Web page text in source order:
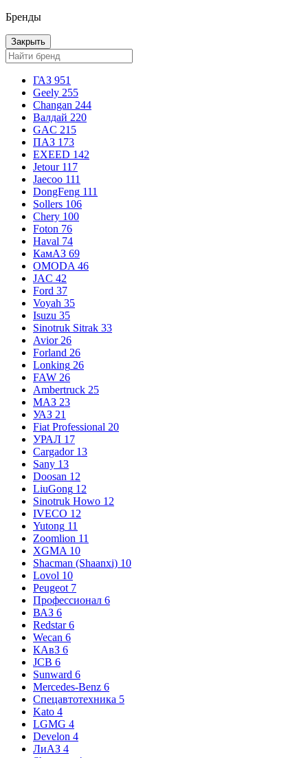
Бренды
Закрыть
ГАЗ 951
Geely 255
Changan 244
Валдай 220
GAC 215
ПАЗ 173
EXEED 142
Jetour 117
Jaecoo 111
DongFeng 111
Sollers 106
Chery 100
Foton 76
Haval 74
КамАЗ 69
OMODA 46
JAC 42
Ford 37
Voyah 35
Isuzu 35
Sinotruk Sitrak 33
Avior 26
Forland 26
Lonking 26
FAW 26
Ambertruck 25
МАЗ 23
УАЗ 21
Fiat Professional 20
УРАЛ 17
Cargador 13
Sany 13
Doosan 12
LiuGong 12
Sinotruk Howo 12
IVECO 12
Yutong 11
Zoomlion 11
XGMA 10
Shacman (Shaanxi) 10
Lovol 10
Peugeot 7
Профессионал 6
ВАЗ 6
Redstar 6
Wecan 6
КАвЗ 6
JCB 6
Sunward 6
Mercedes-Benz 6
Спецавтотехника 5
Kato 4
LGMG 4
Develon 4
ЛиАЗ 4